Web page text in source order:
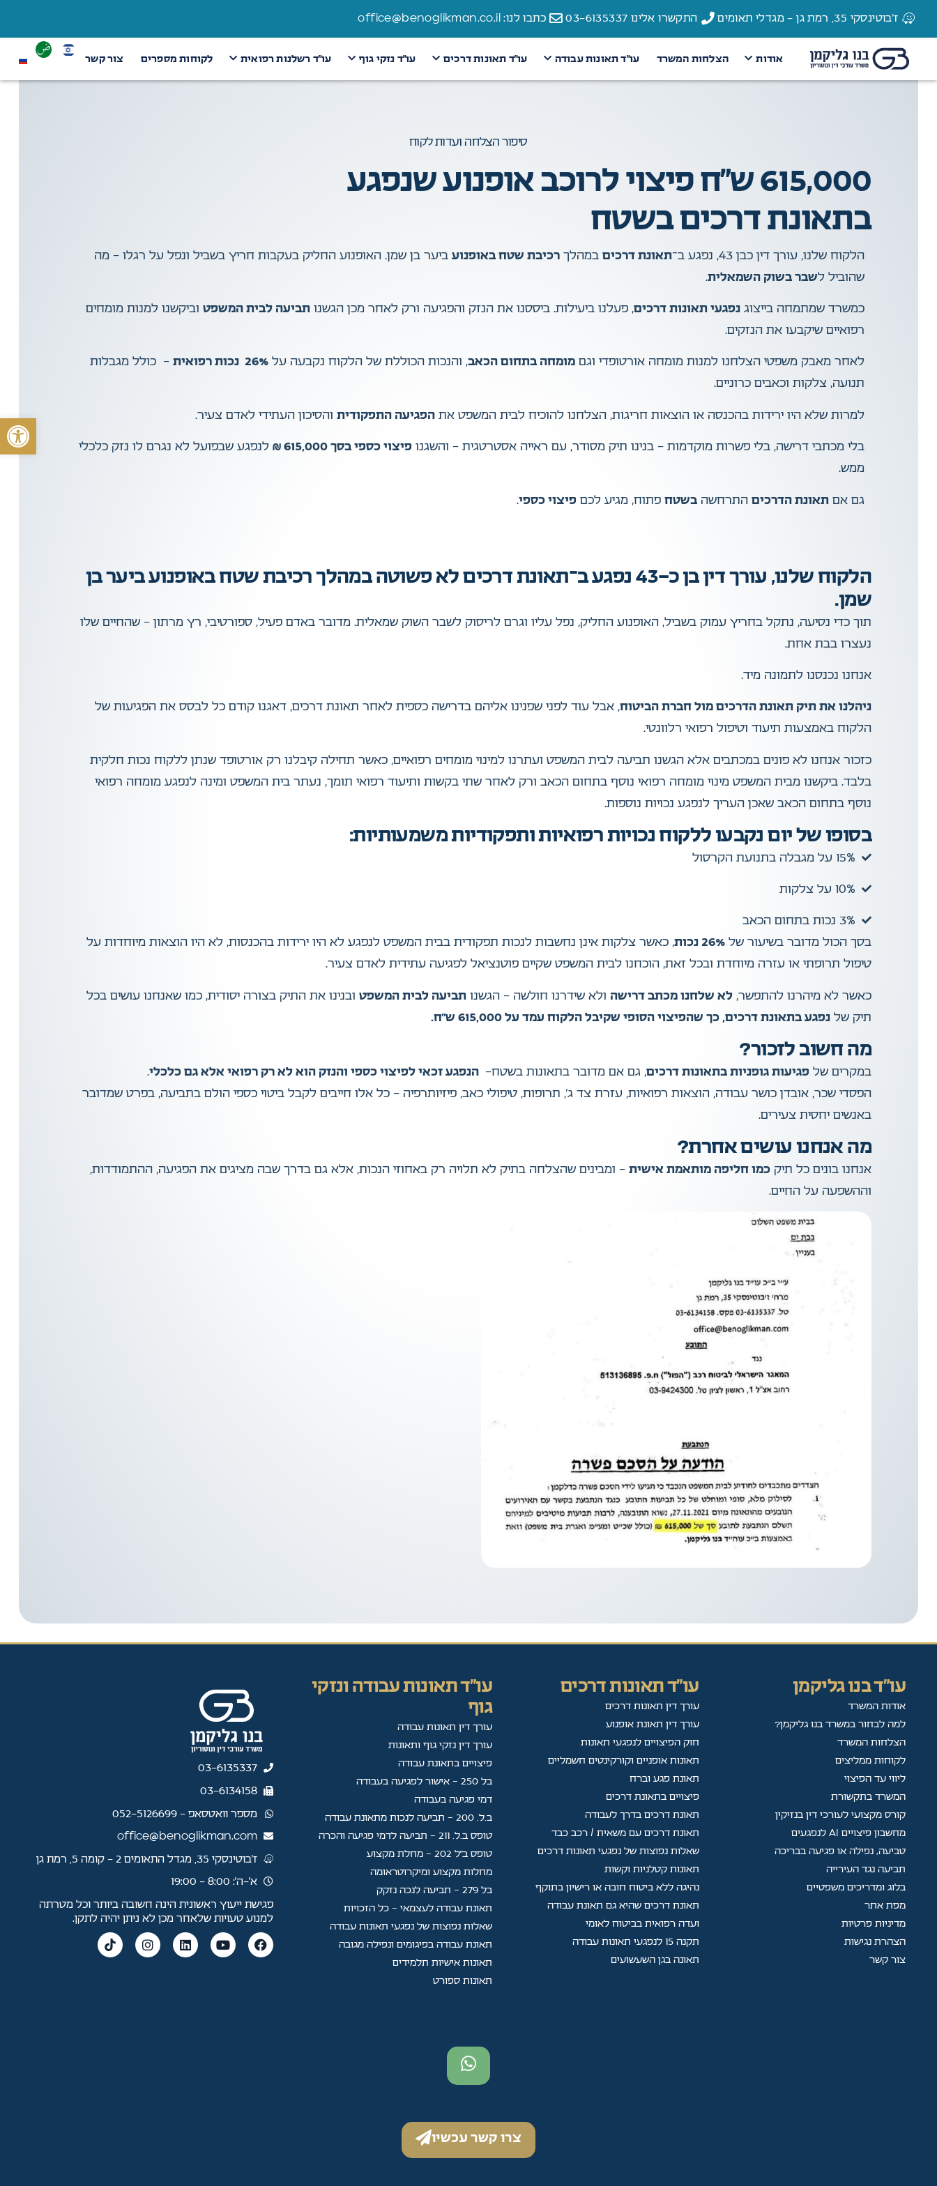
ז'בוטינסקי 35, רמת גן - מגדלי תאומים התקשרו אלינו 03-6135337 כתבו לנו: office@benoglikman.co.il
אודות הצלחות המשרד עו״ד תאונות עבודה עו״ד תאונות דרכים עו״ד נזקי גוף עו״ד רשלנות רפואית לקוחות מספרים צור קשר
סיפור הצלחה ועדות לקוח
615,000 ש”ח פיצוי לרוכב אופנוע שנפגע
בתאונת דרכים בשטח
הלקוח שלנו, עורך דין כבן 43, נפגע ב־ תאונת דרכים במהלךרכיבת שטח באופנוע ביער בן שמן. האופנוע החליק בעקבות חריץ בשביל ונפל על רגלו – מה
שהוביל לשבר בשוק השמאלית.
כמשרד שמתמחה בייצוגנפגעי תאונות דרכים, פעלנו ביעילות. ביססנו את הנזק והפגיעה ורק לאחר מכן הגשנותביעה לבית המשפט וביקשנו למנות מומחים
רפואיים שיקבעו את הנזקים.
לאחר מאבק משפטי הצלחנו למנות מומחה אורטופדי וגםמומחה בתחום הכאב, והנכות הכוללת של הלקוח נקבעה על26% נכות רפואית
– כולל מגבלות
תנועה, צלקות וכאבים כרוניים.
למרות שלא היו ירידות בהכנסה או הוצאות חריגות, הצלחנו להוכיח לבית המשפט אתהפגיעה התפקודית והסיכון העתידי לאדם צעיר.
בלי מכתבי דרישה, בלי פשרות מוקדמות – בנינו תיק מסודר, עם ראייה אסטרטגית – והשגנו פיצוי כספי בסך 615,000 ₪
לנפגע שבפועל לא נגרם לו נזק כלכלי
ממש.
גם אםתאונת הדרכים התרחשהבשטח פתוח, מגיע לכם פיצוי כספי.
הלקוח שלנו, עורך דין בן כ-43 נפגע ב־תאונת דרכים לא פשוטה במהלך רכיבת שטח באופנוע ביער בן
שמן.
תוך כדי נסיעה, נתקל בחריץ עמוק בשביל, האופנוע החליק, נפל עליו וגרם לריסוק לשבר השוק שמאלית. מדובר באדם פעיל, ספורטיבי, רץ מרתון – שהחיים שלו
נעצרו בבת אחת.
אנחנו נכנסנו לתמונה מיד.
ניהלנו את תיק תאונת הדרכים מול חברת הביטוח, אבל עוד לפני שפנינו אליהם בדרישה כספית לאחר תאונת דרכים, דאגנו קודם כל לבסס את הפגיעות של
הלקוח באמצעות תיעוד וטיפול רפואי רלוונטי.
כזכור אנחנו לא פונים במכתבים אלא הגשנו תביעה לבית המשפט ועתרנו למינוי מומחים רפואיים, כאשר תחילה קיבלנו רק אורטופד שנתן ללקוח נכות חלקית
בלבד. ביקשנו מבית המשפט מינוי מומחה רפואי נוסף בתחום הכאב ורק לאחר שתי בקשות ותיעוד רפואי תומך, נעתר בית המשפט ומינה לנפגע מומחה רפואי
נוסף בתחום הכאב שאכן העריך לנפגע נכויות נוספות.
בסופו של יום נקבעו ללקוח נכויות רפואיות ותפקודיות משמעותיות:
15% על מגבלה בתנועת הקרסול
10% על צלקות
3% נכות בתחום הכאב
בסך הכול מדובר בשיעור של26% נכות
, כאשר צלקות אינן נחשבות לנכות תפקודית בבית המשפט לנפגע לא היו ירידות בהכנסות, לא היו הוצאות מיוחדות על
טיפול תרופתי או עזרה מיוחדת ובכל זאת, הוכחנו לבית המשפט שקיים פוטנציאל לפגיעה עתידית לאדם צעיר.
כאשר לא מיהרנו להתפשר,לא שלחנו מכתב דרישה ולא שידרנו חולשה – הגשנותביעה לבית המשפט ובנינו את התיק בצורה יסודית, כמו שאנחנו עושים בכל
תיק שלנפגע בתאונת דרכים, כך שהפיצוי הסופי שקיבל הלקוח עמד על 615,000 ש”ח.
מה חשוב לזכור?
במקרים של פגיעות גופניות בתאונות דרכים, גם אם מדובר בתאונות בשטח– הנפגע זכאי לפיצוי כספי והנזק הוא לא רק רפואי אלא גם כלכלי.
הפסדי שכר, אובדן כושר עבודה, הוצאות רפואיות, עזרת צד ג’, תרופות, טיפולי כאב, פיזיותרפיה – כל אלו חייבים לקבל ביטוי כספי הולם בתביעה, בפרט שמדובר
באנשים יחסית צעירים.
מה אנחנו עושים אחרת?
אנחנו בונים כל תיקכמו חליפה מותאמת אישית – ומבינים שהצלחה בתיק לא תלויה רק באחוזי הנכות, אלא גם בדרך שבה מציגים את הפגיעה, ההתמודדות,
וההשפעה על החיים.
עו"ד בנו גליקמן
אודות המשרד
למה לבחור במשרד בנו גליקמן?
הצלחות המשרד
לקוחות ממליצים
ליווי עד הפיצוי
המשרד בתקשורת
קורס מקצועי לעורכי דין בנזיקין
מחשבון פיצויים AI לנפגעים
טביעה, נפילה או פגיעה בבריכה
תביעה נגד העירייה
בלוג ומדריכים משפטיים
מפת אתר
מדיניות פרטיות
הצהרת נגישות
צור קשר
עו"ד תאונות דרכים
עורך דין תאונות דרכים
עורך דין תאונת אופנוע
חוק הפיצויים לנפגעי תאונות
תאונות אופניים וקורקינטים חשמליים
תאונת פגע וברח
פיצויים בתאונת דרכים
תאונת דרכים בדרך לעבודה
תאונת דרכים עם משאית / רכב כבד
שאלות נפוצות של נפגעי תאונות דרכים
תאונות קטלניות וקשות
נהיגה ללא ביטוח חובה או רישיון בתוקף
תאונת דרכים שהיא גם תאונת עבודה
ועדה רפואית בביטוח לאומי
תקנה 15 לנפגעי תאונות עבודה
תאונה בגן השעשועים
עו"ד תאונות עבודה ונזקי
גוף
עורך דין תאונות עבודה
עורך דין נזקי גוף ותאונות
פיצויים בתאונת עבודה
בל 250 - אישור לפגיעה בעבודה
דמי פגיעה בעבודה
ב.ל. 200 - תביעה לנכות מתאונת עבודה
טופס ב.ל. 211 - תביעה לדמי פגיעה והכרה
טופס ב"ל 202 — מחלת מקצוע
מחלות מקצוע ומיקרוטראומה
בל 279 - תביעה לנכה נזקק
תאונת עבודה לעצמאי - כל הזכויות
שאלות נפוצות של נפגעי תאונות עבודה
תאונת עבודה בפיגומים ונפילה מגובה
תאונות אישיות תלמידים
תאונות ספורט
03-6135337
03-6134158
מספר וואטסאפ - 052-5126699
office@benoglikman.com
ז'בוטינסקי 35, מגדל התאומים 2 - קומה 5, רמת גן
א׳–ה׳: 8:00 - 19:00
פגישת ייעוץ ראשונית הינה חשובה ביותר וכל מטרתה
למנוע טעויות שלאחר מכן לא ניתן יהיה לתקן.
צרו קשר עכשיו
פתח